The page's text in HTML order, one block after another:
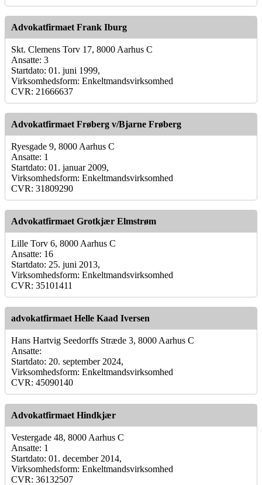
Advokatfirmaet Frank Iburg
Skt. Clemens Torv 17, 8000 Aarhus C
Ansatte: 3
Startdato: 01. juni 1999,
Virksomhedsform: Enkeltmandsvirksomhed
CVR: 21666637
Advokatfirmaet Frøberg v/Bjarne Frøberg
Ryesgade 9, 8000 Aarhus C
Ansatte: 1
Startdato: 01. januar 2009,
Virksomhedsform: Enkeltmandsvirksomhed
CVR: 31809290
Advokatfirmaet Grotkjær Elmstrøm
Lille Torv 6, 8000 Aarhus C
Ansatte: 16
Startdato: 25. juni 2013,
Virksomhedsform: Enkeltmandsvirksomhed
CVR: 35101411
advokatfirmaet Helle Kaad Iversen
Hans Hartvig Seedorffs Stræde 3, 8000 Aarhus C
Ansatte:
Startdato: 20. september 2024,
Virksomhedsform: Enkeltmandsvirksomhed
CVR: 45090140
Advokatfirmaet Hindkjær
Vestergade 48, 8000 Aarhus C
Ansatte: 1
Startdato: 01. december 2014,
Virksomhedsform: Enkeltmandsvirksomhed
CVR: 36132507